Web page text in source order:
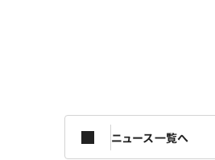
ニュース一覧へ